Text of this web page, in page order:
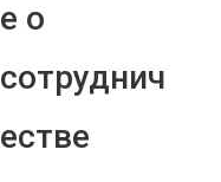
е о
сотруднич
естве